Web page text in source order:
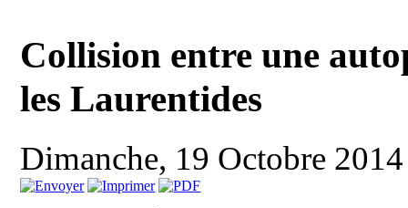
Collision entre une
les Laurentides
Dimanche, 19 Octobre